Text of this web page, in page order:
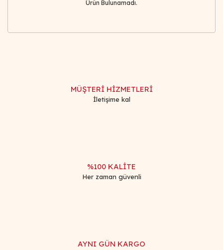
Ürün Bulunamadı.
MÜŞTERİ HİZMETLERİ
İletişime kal
%100 KALİTE
Her zaman güvenli
AYNI GÜN KARGO